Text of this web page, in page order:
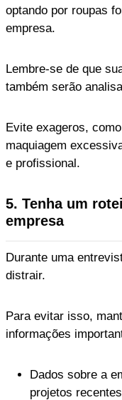
optando por roupas
empresa.
Lembre-se de que
também serão
Evite exageros,
maquiagem
e profissional.
5. Tenha um
empresa
Durante uma
distrair.
Para evitar isso,
informações
Dados sobre a
projetos